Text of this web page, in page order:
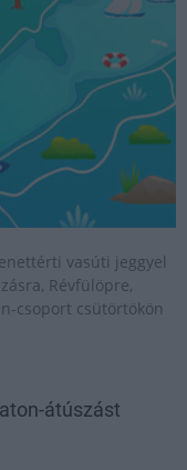
vasúti jeggyel
Révfülöpre,
csoport csütörtökön
átúszást